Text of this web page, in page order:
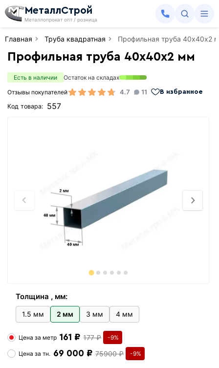
МеталлСтрой
Металлопрокат опт / розница
Главная Труба квадратная Профильная труба 40х40х2
Профильная труба 40х40х2 мм
Есть в наличии
Остаток на складах
Отзывы покупателей
4.7 11 В избранное
Код товара: 557
Толщина , мм:
1.5 мм 2 мм 3 мм 4 мм
Цена за метр 161 ₽ 177 ₽ -9%
Цена затн. 69 000 ₽ 75900 ₽ -9%